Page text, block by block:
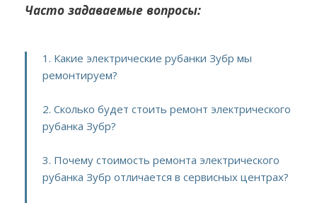
Часто задаваемые вопросы:
1. Какие электрические рубанки Зубр мы
ремонтируем?
2. Сколько будет стоить ремонт электрического
рубанка Зубр?
3. Почему стоимость ремонта электрического
рубанка Зубр отличается в сервисных центрах?